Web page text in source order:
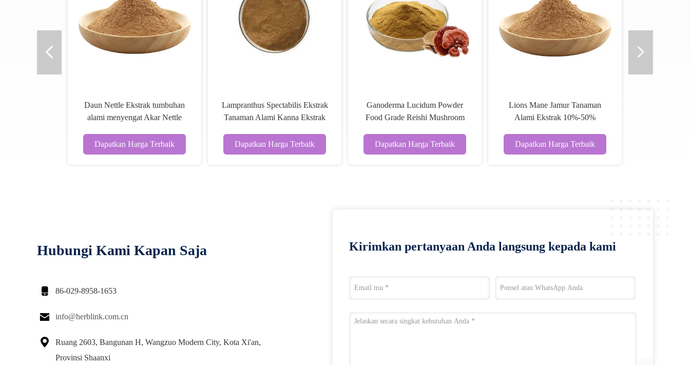
Daun Nettle Ekstrak tumbuhan
alami menyengat Akar Nettle
Dapatkan Harga Terbaik
Lampranthus Spectabilis Ekstrak
Tanaman Alami Kanna Ekstrak
Dapatkan Harga Terbaik
Ganoderma Lucidum Powder
Food Grade Reishi Mushroom
Dapatkan Harga Terbaik
Lions Mane Jamur Tanaman
Alami Ekstrak 10%-50%
Bubuk
Dapatkan Harga Terbaik
Hubungi Kami Kapan Saja
 86-029-8958-1653
 info@herblink.com.cn

Ruang 2603, Bangunan H, Wangzuo Modern City, Kota Xi'an,
Provinsi Shaanxi
Kirimkan pertanyaan Anda langsung kepada kami